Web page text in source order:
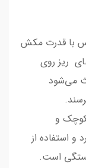
با قدرت مکش
ریز روی
می‌شود
کوچک و
استفاده از
است.